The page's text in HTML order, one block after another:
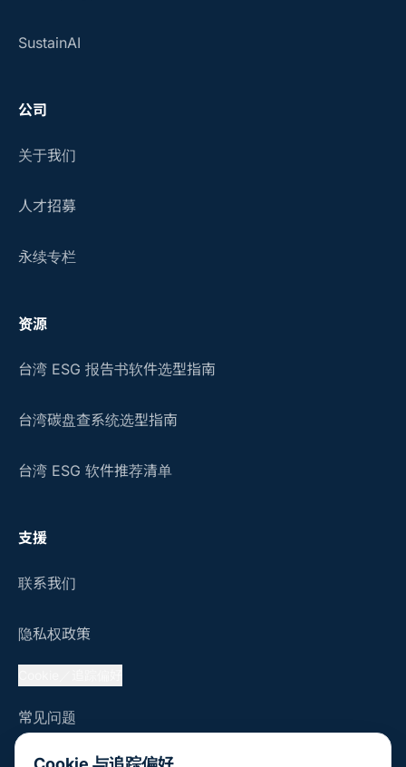
SustainAI
公司
关于我们
人才招募
永续专栏
资源
台湾 ESG 报告书软件选型指南
台湾碳盘查系统选型指南
台湾 ESG 软件推荐清单
支援
联系我们
隐私权政策
常见问题